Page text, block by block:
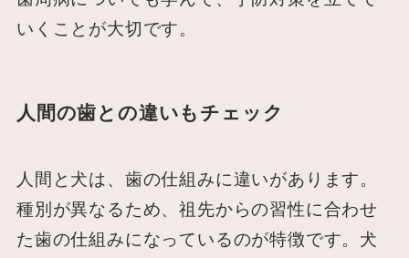
いくことが大切です。
人間の歯との違いもチェック
人間と犬は、歯の仕組みに違いがあります。
種別が異なるため、祖先からの習性に合わせ
た歯の仕組みになっているのが特徴です。犬